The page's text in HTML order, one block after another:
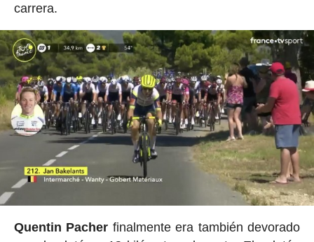
carrera.
Quentin Pacher finalmente era también devorado